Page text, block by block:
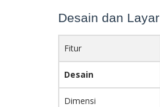
Desain dan Layar
Fitur
Desain
Dimensi